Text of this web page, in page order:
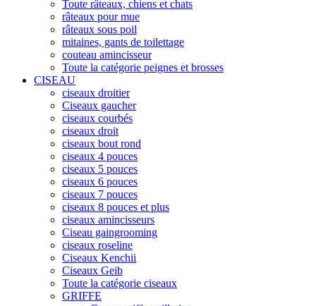
Toute râteaux, chiens et chats
râteaux pour mue
râteaux sous poil
mitaines, gants de toilettage
couteau amincisseur
Toute la catégorie peignes et brosses
CISEAU
ciseaux droitier
Ciseaux gaucher
ciseaux courbés
ciseaux droit
ciseaux bout rond
ciseaux 4 pouces
ciseaux 5 pouces
ciseaux 6 pouces
ciseaux 7 pouces
ciseaux 8 pouces et plus
ciseaux amincisseurs
Ciseau gaingrooming
ciseaux roseline
Ciseaux Kenchii
Ciseaux Geib
Toute la catégorie ciseaux
GRIFFE